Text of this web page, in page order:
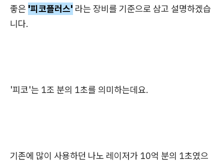
좋은 '피코플러스' 라는 장비를 기준으로 삼고 설명하겠습
니다.
'피코'는 1조 분의 1초를 의미하는데요.
기존에 많이 사용하던 나노 레이저가 10억 분의 1초였으